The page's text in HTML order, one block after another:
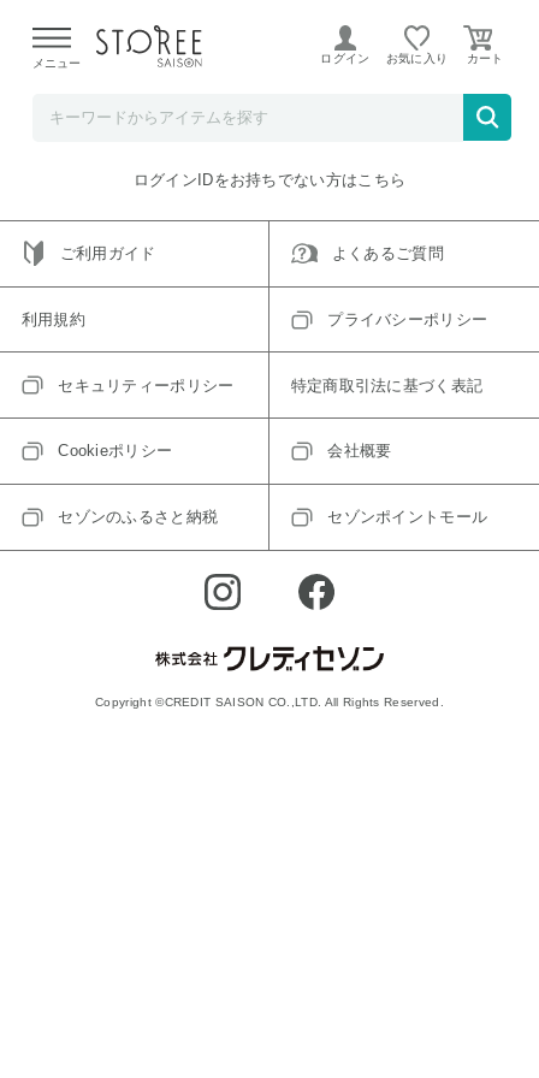
よる配送遅延が発生しております。
メニュー ログイン お気に入り
ご指定のアイテムは取り扱い終了、またはただいま取り扱い
トップへ戻る
ログインIDをお持ちでない方はこちら
ご利用ガイド よくあるご質問
利用規約 プライバシーポリシー
セキュリティーポリシー 特定商取引法に基づく表記
Cookieポリシー 会社概要
セゾンのふるさと納税 セゾンポイントモール
Copyright ©CREDIT SAISON CO.,LTD. All Rights Reserved.